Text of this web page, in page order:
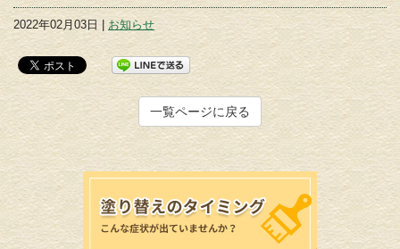
2022年02月03日 | お知らせ
一覧ページに戻る